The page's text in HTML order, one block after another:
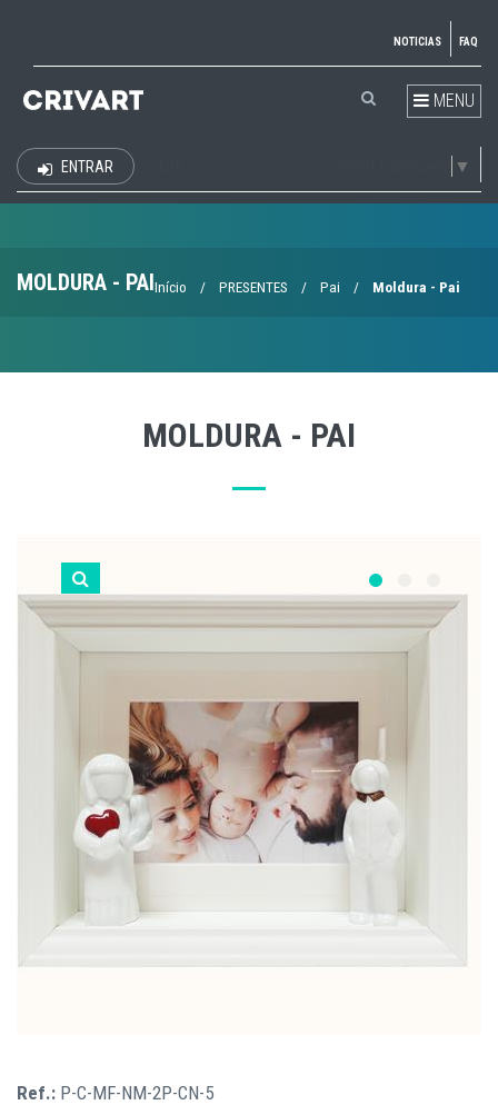
NOTICIAS FAQ
MENU
▼
ENTRAR
MOLDURA - PAIInício / PRESENTES / Pai / Moldura - Pai
MOLDURA - PAI
Ref.: P-C-MF-NM-2P-CN-5